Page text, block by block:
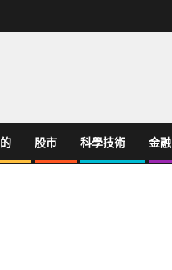
股市 科學技術 金融